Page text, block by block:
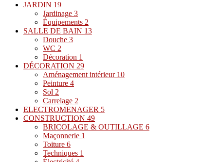
JARDIN 19
Jardinage 3
Équipements 2
SALLE DE BAIN 13
Douche 3
WC 2
Décoration 1
DÉCORATION 29
Aménagement intérieur 10
Peinture 4
Sol 2
Carrelage 2
ELECTROMENAGER 5
CONSTRUCTION 49
BRICOLAGE & OUTILLAGE 6
Maçonnerie 1
Toiture 6
Techniques 1